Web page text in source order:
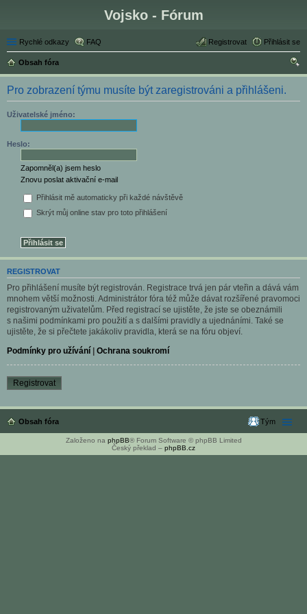
Vojsko - Fórum
Rychlé odkazy FAQ Přihlásit se
Registrovat
Obsah fóra
led
Pro zobrazení týmu musíte být zaregistrováni a přihlášeni.
Uživatelské jméno:
Heslo:
Zapomněl(a) jsem heslo
Znovu poslat aktivační e-mail
Přihlásit mě automaticky při každé návštěvě
Skrýt můj online stav pro toto přihlášení
REGISTROVAT
Pro přihlášení musíte být registrován. Registrace trvá jen pár vteřin a dává vám
mnohem větší možnosti. Administrátor fóra též může dávat rozšířené pravomoci
registrovaným uživatelům. Před registrací se ujistěte, že jste se obeznámili
s našimi podmínkami pro použití a s dalšími pravidly a ujednáními. Také se
ujistěte, že si přečtete jakákoliv pravidla, která se na fóru objeví.
Podmínky pro užívání | Ochrana soukromí
Registrovat
Obsah fóra Tým
Založeno na phpBB® Forum Software © phpBB Limited
Český překlad – phpBB.cz